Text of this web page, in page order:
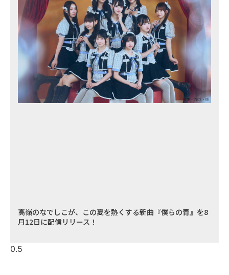
高嶺のなでしこが、この夏を熱くする新曲『僕らの青』を8
月12日に配信リリース！